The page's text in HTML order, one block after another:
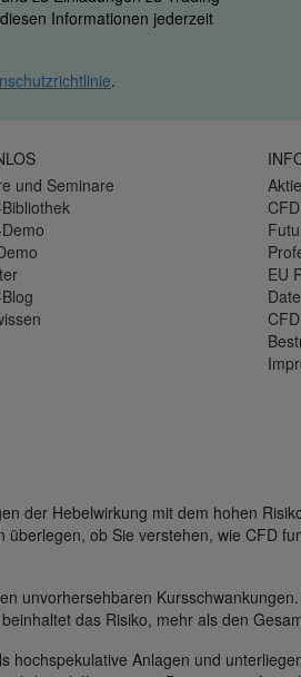
Informationen jederzeit
.
und Seminare
EU
der Hebelwirkung mit dem hohen
ob Sie verstehen, wie CFD
unvorhersehbaren
das Risiko, mehr als den
hochspekulative Anlagen und